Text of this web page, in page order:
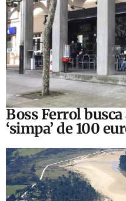
Boss Ferrol
‘simpa’ de 100